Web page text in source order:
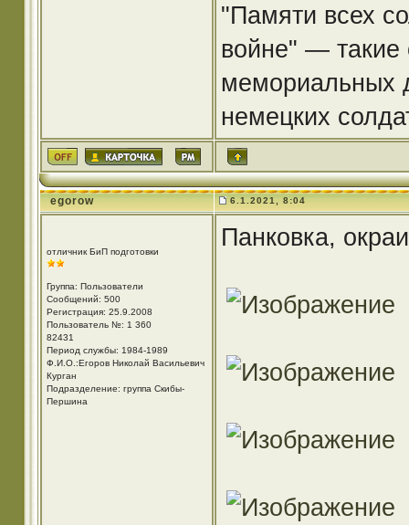
"Памяти всех
войне" — такие
мемориальных
немецких
egorow 6.1.2021, 8:04
отличник БиП подготовки
Группа: Пользователи
Сообщений: 500
Регистрация: 25.9.2008
Пользователь №: 1 360
82431
Период службы: 1984-1989
Ф.И.О.:Егоров Николай Васильевич
Курган
Подразделение: группа Скибы-
Першина
Панковка,